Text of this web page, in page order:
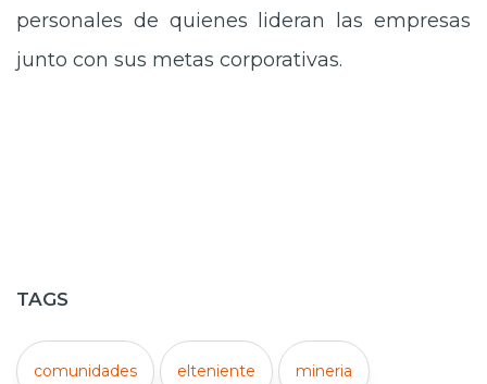
personales de quienes lideran las empresas
junto con sus metas corporativas.
TAGS
comunidades elteniente mineria